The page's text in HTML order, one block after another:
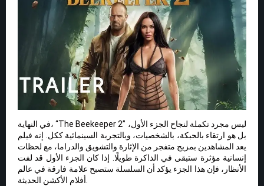
في النهاية، “The Beekeeper 2” ليس مجرد تكملة لنجاح الجزء الأول،
بل هو ارتقاء بالحبكة، بالشخصيات، وبالتجربة السينمائية ككل. إنه فيلم
يعد المشاهدين بمزيج متفجر من الإثارة والتشويق والدراما، مع لحظات
إنسانية مؤثرة ستبقى في الذاكرة طويلًا. إذا كان الجزء الأول قد لفت
الأنظار، فإن هذا الجزء يؤكد أن السلسلة ستصبح علامة فارقة في عالم
أفلام الأكشن الحديثة.